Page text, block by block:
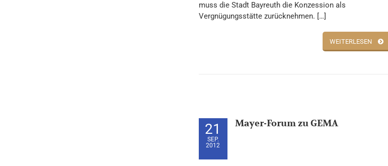
muss die Stadt Bayreuth die Konzession als
Vergnügungsstätte zurücknehmen. […]
WEITERLESEN
21
SEP.
2012
Mayer-Forum zu GEMA